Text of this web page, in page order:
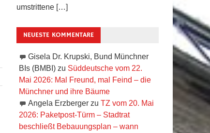
umstrittene […]
NEUESTE KOMMENTARE
Gisela Dr. Krupski, Bund Münchner
BIs (BMBI)zu Süddeutsche vom 22.
Mai 2026: Mal Freund, mal Feind – die
Münchner und ihre Bäume
Angela Erzbergerzu TZ vom 20. Mai
2026: Paketpost-Türm – Stadtrat
beschließt Bebauungsplan – wann